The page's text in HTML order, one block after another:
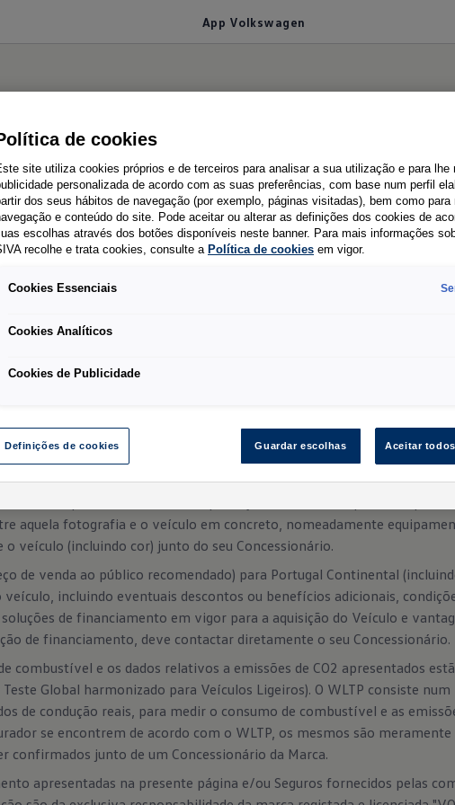
App Volkswagen
digital para o seu
oferece-lhe inúmeras funções e serviços
conforto. Basta descarregar agora.
visam apenas mostrar uma reprodução do modelo a que a
aquela fotografia e o veículo em concreto, nomeadamente
veículo (incluindo cor) junto do seu Concessionário.
de venda ao público recomendado) para Portugal Continental
veículo, incluindo eventuais descontos ou benefícios adicionais,
de financiamento em vigor para a aquisição do Veículo e
de financiamento, deve contactar diretamente o seu Concessionário.
combustível e os dados relativos a emissões de CO2 apresentados
Global harmonizado para Veículos Ligeiros). O WLTP consiste
de condução reais, para medir o consumo de combustível e as
se encontrem de acordo com o WLTP, os mesmos são
confirmados junto de um Concessionário da Marca.
apresentadas na presente página e/ou Seguros fornecidos pelas
de cookies
site utiliza cookies próprios e de terceiros para analisar a sua utilização e para lhe
personalizada de acordo com as suas preferências, com base num perfil
dos seus hábitos de navegação (por exemplo, páginas visitadas), bem como para
e conteúdo do site. Pode aceitar ou alterar as definições dos cookies de
escolhas através dos botões disponíveis neste banner. Para mais informações
recolhe e trata cookies, consulte a Política de cookies em vigor.
Cookies Essenciais
Cookies Analíticos
Cookies de Publicidade
Definições de cookies Guardar escolhas Aceitar